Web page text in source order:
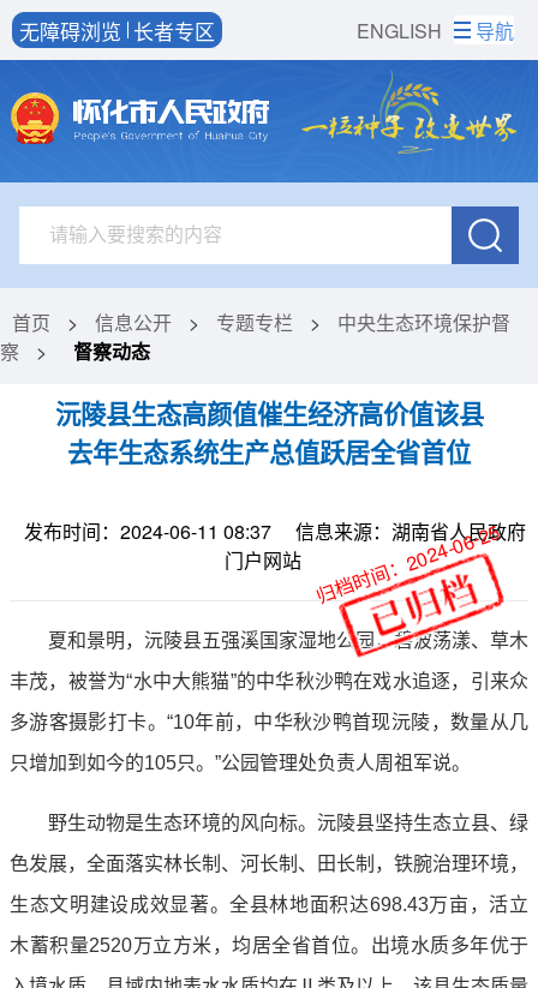
ENGLISH
无障碍浏览 长者专区 导航
首页 > 信息公开 > 专题专栏 >
中央生态环境保护督
察
> 督察动态
沅陵县生态高颜值催生经济高价值该县
去年生态系统生产总值跃居全省首位
发布时间：2024-06-11 08:37
信息来源：湖南省人民政府
门户网站
夏和景明，沅陵县五强溪国家湿地公园，碧波荡漾、草木
丰茂，被誉为“水中大熊猫”的中华秋沙鸭在戏水追逐，引来众
多游客摄影打卡。“10年前，中华秋沙鸭首现沅陵，数量从几
只增加到如今的105只。”公园管理处负责人周祖军说。
野生动物是生态环境的风向标。沅陵县坚持生态立县、绿
色发展，全面落实林长制、河长制、田长制，铁腕治理环境，
生态文明建设成效显著。全县林地面积达698.43万亩，活立
木蓄积量2520万立方米，均居全省首位。出境水质多年优于
归档时间：2024-06-25